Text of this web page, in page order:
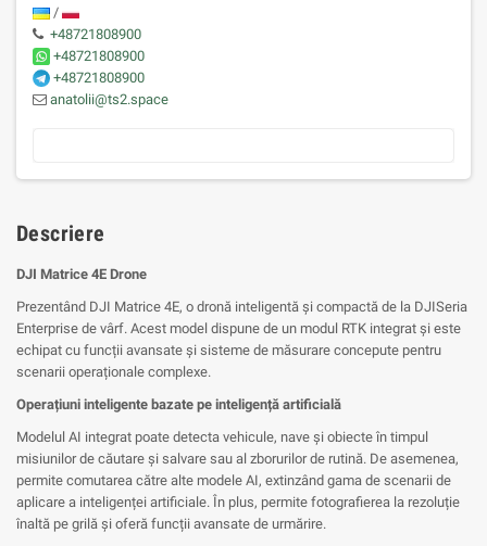
/
+48721808900
+48721808900
+48721808900
anatolii@ts2.space
Descriere
DJI Matrice 4E Drone
Prezentând DJI Matrice 4E, o dronă inteligentă și compactă de la DJISeria
Enterprise de vârf. Acest model dispune de un modul RTK integrat și este
echipat cu funcții avansate și sisteme de măsurare concepute pentru
scenarii operaționale complexe.
Operațiuni inteligente bazate pe inteligență artificială
Modelul AI integrat poate detecta vehicule, nave și obiecte în timpul
misiunilor de căutare și salvare sau al zborurilor de rutină. De asemenea,
permite comutarea către alte modele AI, extinzând gama de scenarii de
aplicare a inteligenței artificiale. În plus, permite fotografierea la rezoluție
înaltă pe grilă și oferă funcții avansate de urmărire.